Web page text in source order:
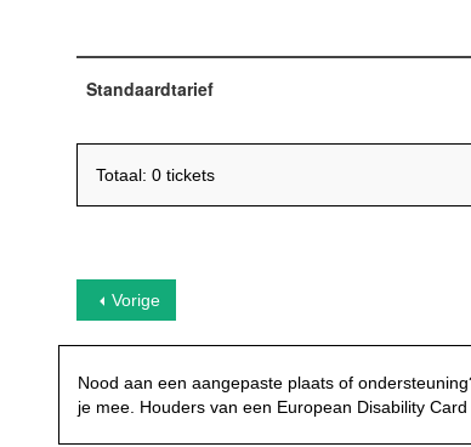
Standaardtarief
Totaal: 0 tickets
Vorige
Nood aan een aangepaste plaats of
je mee. Houders van een European Disability